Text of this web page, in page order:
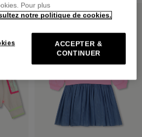
NOUVEAUTÉ
Pour plus
notre politique de cookies.
ACCEPTER &
CONTINUER